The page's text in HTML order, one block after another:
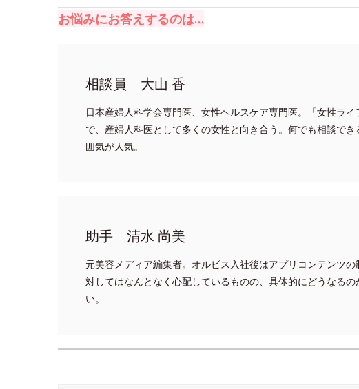
お悩みにお答えするのは…
相談員 大山 香
日本産婦人科学会専門医、女性ヘルスケア専門医。「女性ライ
で、産婦人科医として多くの女性と向き合う。何でも相談で
囲気が人気。
助手 清水 尚美
元美容メディア編集者。オルビス入社後はアプリコンテンツ
対してはなんとなく心配しているものの、具体的にどうなる
い。